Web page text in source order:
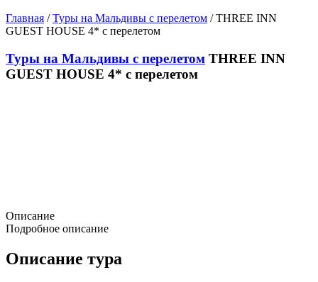
Главная /Туры на Мальдивы с перелетом / THREE INN
GUEST HOUSE 4* с перелетом
Туры на Мальдивы с перелетом THREE INN
GUEST HOUSE 4* с перелетом
Описание
Подробное описание
Описание тура